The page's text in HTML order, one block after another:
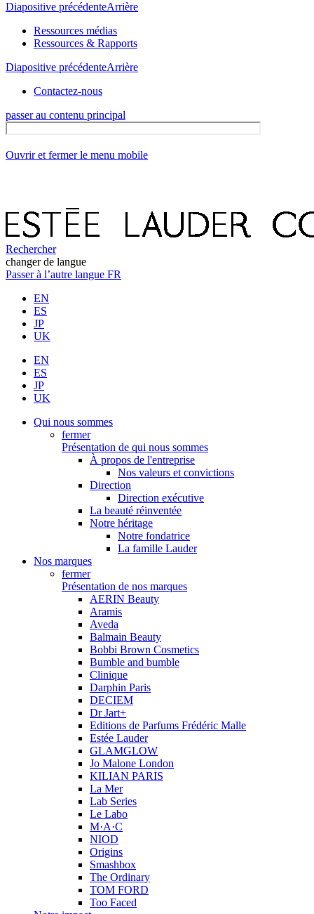
Diapositive précédenteArrière
Ressources médias
Ressources & Rapports
Diapositive précédenteArrière
Contactez-nous
passer au contenu principal
Ouvrir et fermer le menu mobile
Rechercher
changer de langue
Passer à l’autre langue FR
EN
ES
JP
UK
EN
ES
JP
UK
Qui nous sommes
fermer
Présentation de qui nous sommes
À propos de l'entreprise
Nos valeurs et convictions
Direction
Direction exécutive
La beauté réinventée
Notre héritage
Notre fondatrice
La famille Lauder
Nos marques
fermer
Présentation de nos marques
AERIN Beauty
Aramis
Aveda
Balmain Beauty
Bobbi Brown Cosmetics
Bumble and bumble
Clinique
Darphin Paris
DECIEM
Dr Jart+
Editions de Parfums Frédéric Malle
Estée Lauder
GLAMGLOW
Jo Malone London
KILIAN PARIS
La Mer
Lab Series
Le Labo
M·A·C
NIOD
Origins
Smashbox
The Ordinary
TOM FORD
Too Faced